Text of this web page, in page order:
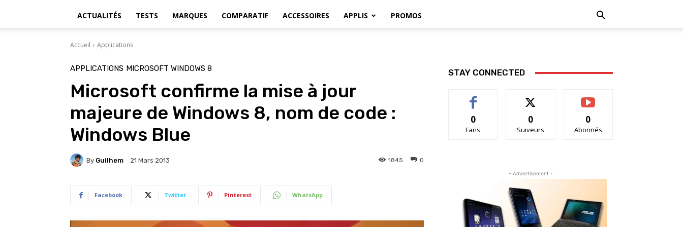
ACTUALITÉS TESTS MARQUES COMPARATIF ACCESSOIRES APPLIS PROMOS
Accueil Applications
APPLICATIONS MICROSOFT WINDOWS 8
Microsoft confirme la mise à jour
majeure de Windows 8, nom de code :
Windows Blue
By Guilhem 21 Mars 2013 0
1845
Facebook Twitter Pinterest WhatsApp
STAY CONNECTED
0
Fans
0
Suiveurs
0
Abonnés
- Advertisement -